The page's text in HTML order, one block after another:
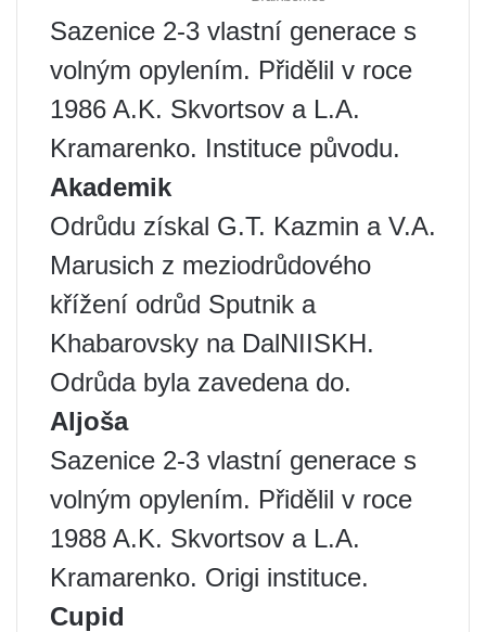
Sazenice 2-3 vlastní generace s
volným opylením. Přidělil v roce
1986 A.K. Skvortsov a L.A.
Kramarenko. Instituce původu.
Akademik
Odrůdu získal G.T. Kazmin a V.A.
Marusich z meziodrůdového
křížení odrůd Sputnik a
Khabarovsky na DalNIISKH.
Odrůda byla zavedena do.
Aljoša
Sazenice 2-3 vlastní generace s
volným opylením. Přidělil v roce
1988 A.K. Skvortsov a L.A.
Kramarenko. Origi instituce.
Cupid